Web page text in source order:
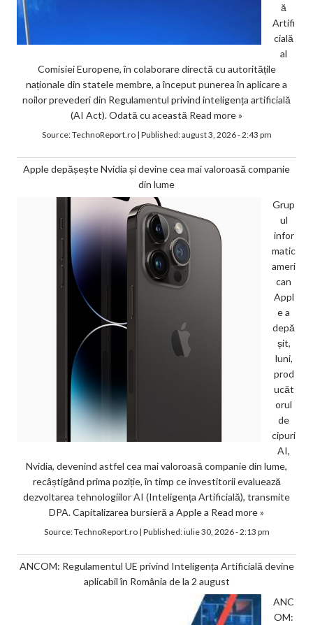
ă
Artifi
cială
al
Comisiei Europene, în colaborare directă cu autoritățile
naționale din statele membre, a început punerea în aplicare a
noilor prevederi din Regulamentul privind inteligența artificială
(AI Act). Odată cu această Read more »
Source:TechnoReport.ro| Published:august 3, 2026 - 2:43 pm
Apple depășește Nvidia și devine cea mai valoroasă companie
din lume
Grup
ul
infor
matic
ameri
can
Appl
e a
depă
șit,
luni,
prod
ucăt
orul
de
cipuri
AI,
Nvidia, devenind astfel cea mai valoroasă companie din lume,
recâștigând prima poziție, în timp ce investitorii evaluează
dezvoltarea tehnologiilor AI (Inteligența Artificială), transmite
DPA. Capitalizarea bursieră a Apple a Read more »
Source:TechnoReport.ro| Published:iulie 30, 2026 - 2:13 pm
ANCOM: Regulamentul UE privind Inteligența Artificială devine
aplicabil în România de la 2 august
ANC
OM: